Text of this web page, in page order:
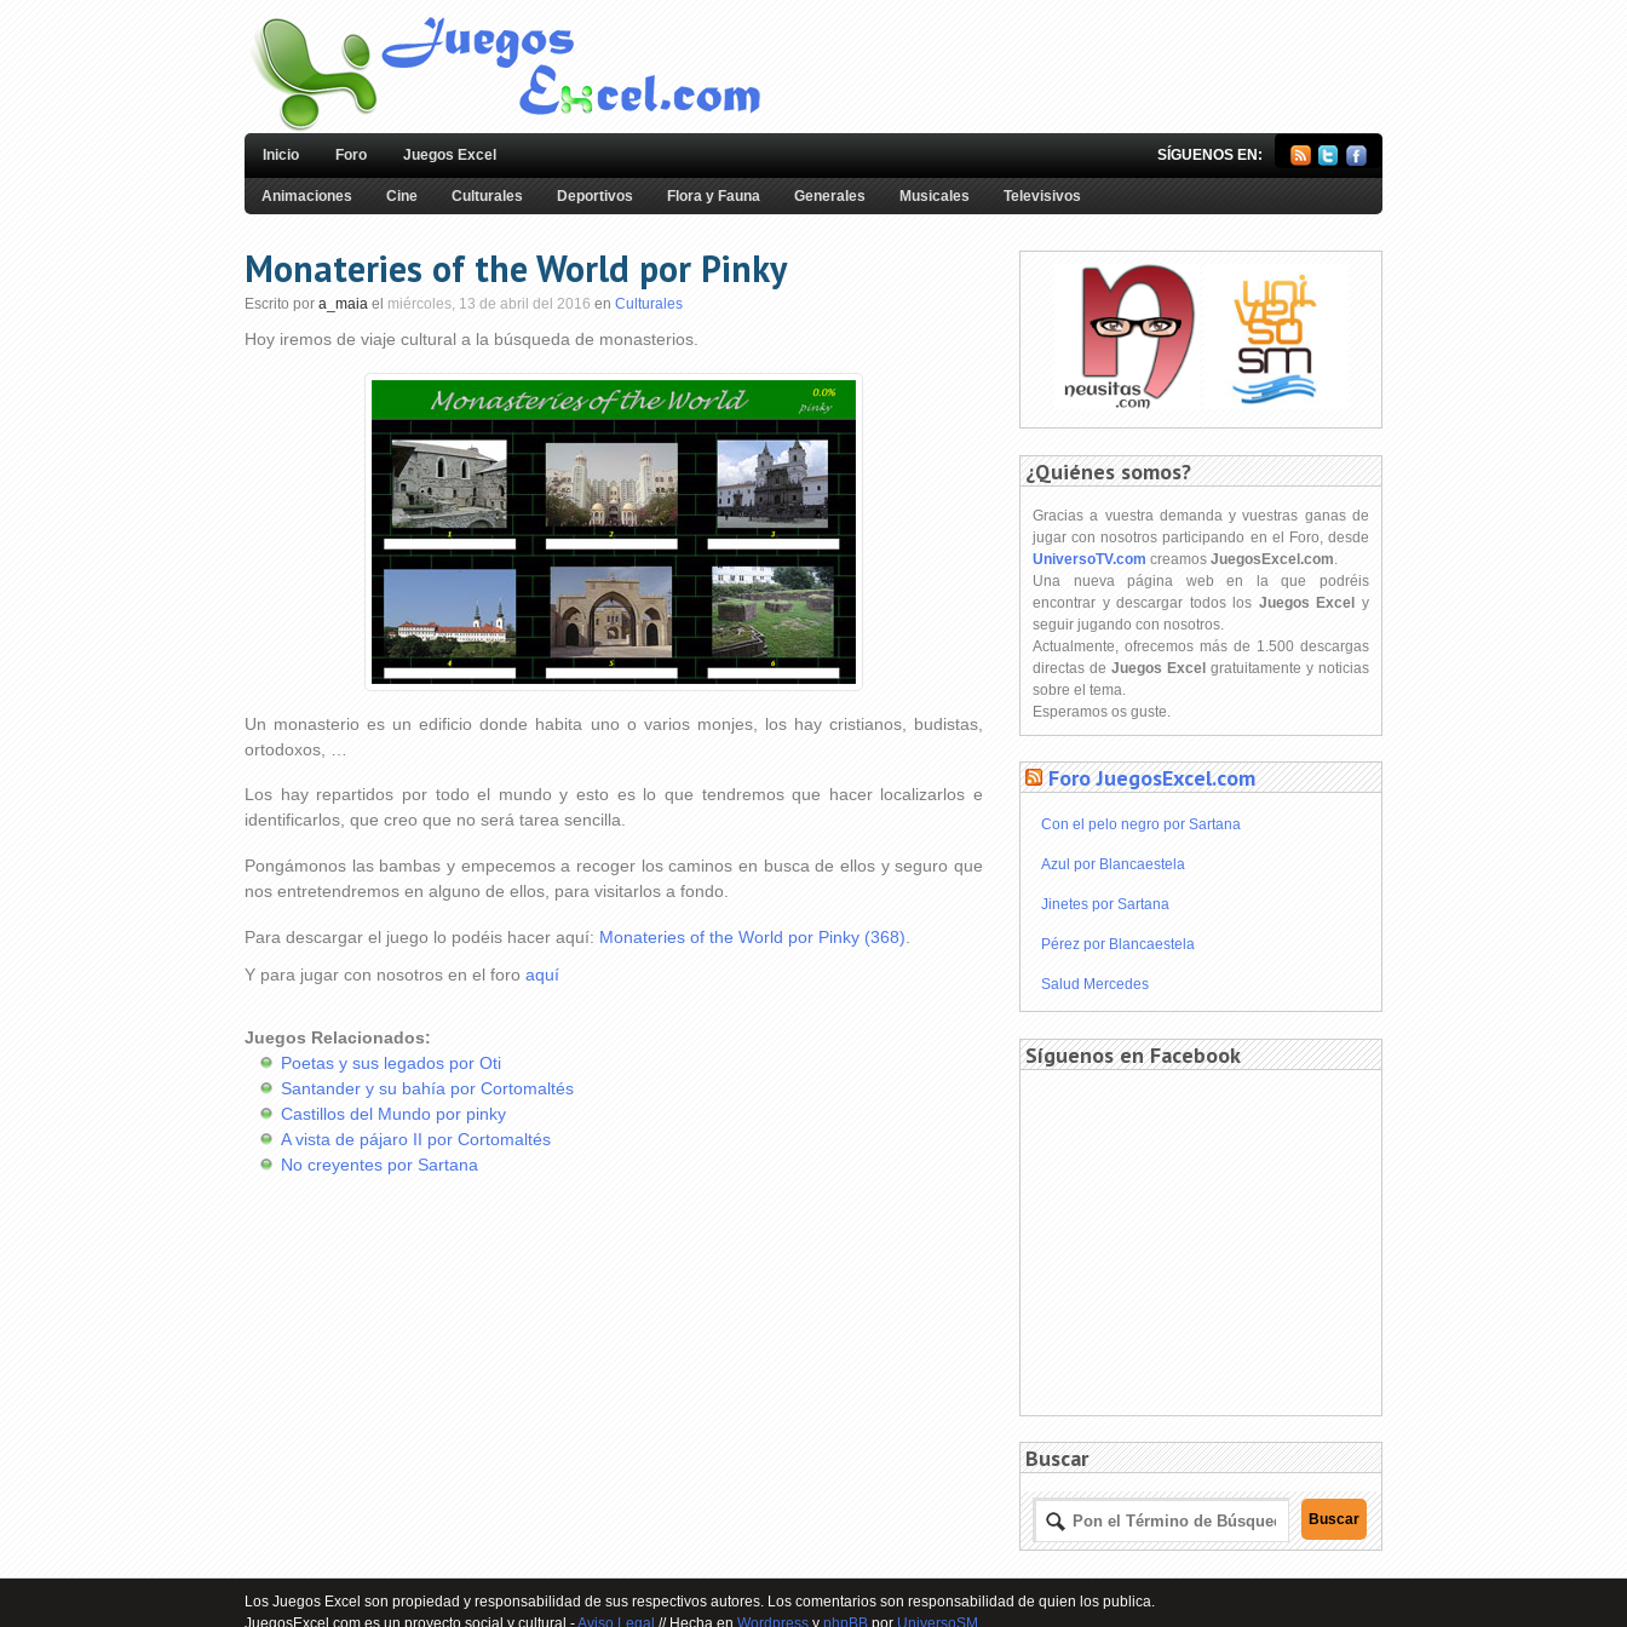
Inicio Foro Juegos Excel SÍGUENOS EN:
Animaciones Cine Culturales Deportivos Flora y Fauna Generales Musicales Televisivos
Monateries of the World por Pinky
Escrito por a_maia el miércoles, 13 de abril del 2016 en Culturales
Hoy iremos de viaje cultural a la búsqueda de monasterios.
Un monasterio es un edificio donde habita uno o varios monjes, los hay cristianos, budistas,
ortodoxos, …
Los hay repartidos por todo el mundo y esto es lo que tendremos que hacer localizarlos e
identificarlos, que creo que no será tarea sencilla.
Pongámonos las bambas y empecemos a recoger los caminos en busca de ellos y seguro que
nos entretendremos en alguno de ellos, para visitarlos a fondo.
Para descargar el juego lo podéis hacer aquí: Monateries of the World por Pinky (368)
Y para jugar con nosotros en el foro aquí
Juegos Relacionados:
Poetas y sus legados por Oti
Santander y su bahía por Cortomaltés
Castillos del Mundo por pinky
A vista de pájaro II por Cortomaltés
No creyentes por Sartana
¿Quiénes somos?
Gracias a vuestra demanda y vuestras ganas de
jugar con nosotros participando en el Foro, desde
UniversoTV.com creamos JuegosExcel.com
Una nueva página web en la que podréis
encontrar y descargar todos los Juegos Excel y
seguir jugando con nosotros.
Actualmente, ofrecemos más de 1.500 descargas
directas de Juegos Excel gratuitamente y noticias
sobre el tema.
Esperamos os guste.
Foro JuegosExcel.com
Con el pelo negro por Sartana
Azul por Blancaestela
Jinetes por Sartana
Pérez por Blancaestela
Salud Mercedes
Síguenos en Facebook
Buscar
Los Juegos Excel son propiedad y responsabilidad de sus respectivos autores. Los comentarios son responsabilidad de quien los publica.
JuegosExcel.com es un proyecto social y cultural -Aviso Legal // Hecha en Wordpress y phpBB por UniversoSM